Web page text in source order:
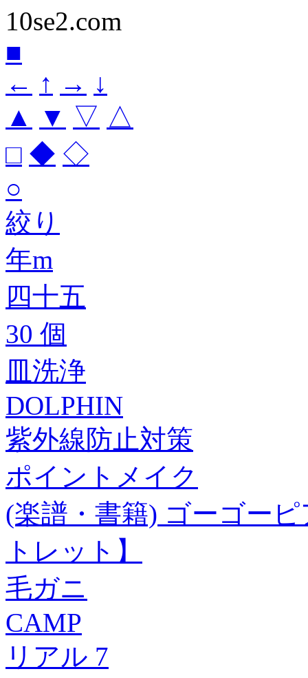
10se2.com
■
← ↑ → ↓
▲
▼ ▽ △
□ ◆ ◇
○
絞り
年m
四十五
30 個
皿洗浄
DOLPHIN
紫外線防止対策
ポイントメイク
(楽譜・書籍) ゴーゴー
トレット】
毛ガニ
CAMP
リアル 7